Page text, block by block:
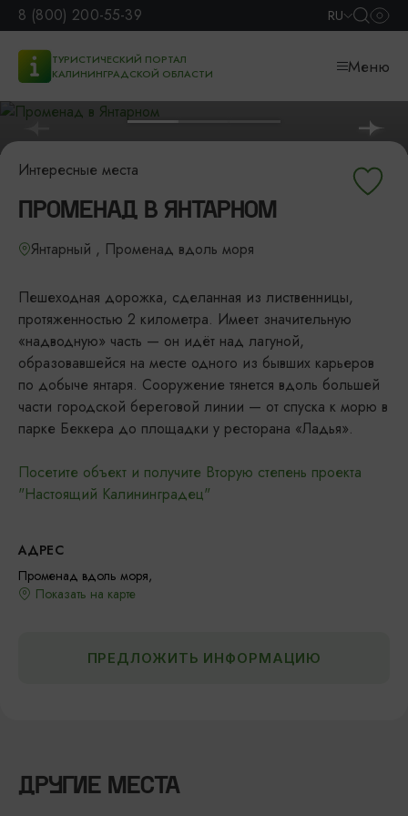
8 (800) 200-55-39 RU
ТУРИСТИЧЕСКИЙ ПОРТАЛ
КАЛИНИНГРАДСКОЙ ОБЛАСТИ
Меню
Интересные места
ПРОМЕНАД В ЯНТАРНОМ
Янтарный , Променад вдоль моря
Пешеходная дорожка, сделанная из лиственницы,
протяженностью 2 километра. Имеет значительную
«надводную» часть — он идёт над лагуной,
образовавшейся на месте одного из бывших карьеров
по добыче янтаря. Сооружение тянется вдоль большей
части городской береговой линии — от спуска к морю в
парке Беккера до площадки у ресторана «Ладья».
Посетите объект и получите Вторую степень проекта
"Настоящий Калининградец"
АДРЕС
Променад вдоль моря,
Показать на карте
ПРЕДЛОЖИТЬ ИНФОРМАЦИЮ
ДРУГИЕ МЕСТА